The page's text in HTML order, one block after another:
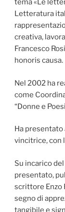
tema «Le
Letteratura
creativa,
Francesco
honoris causa.
Nel 2002 ha
come
“Donne e
Ha presentato
vincitrice, con
Su incarico
presentato,
scrittore Enzo
segno di
tangibile e